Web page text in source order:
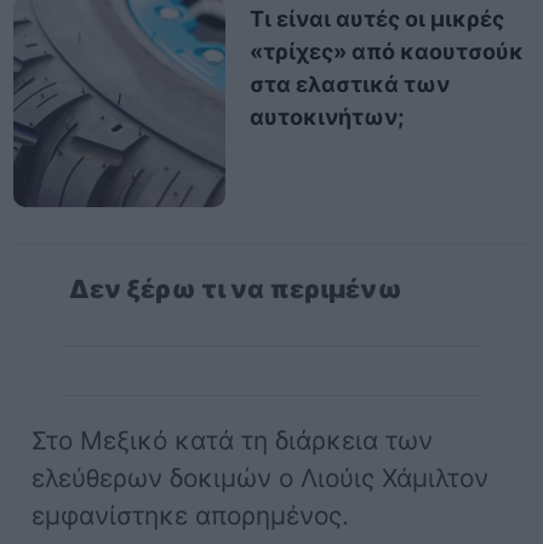
Τι είναι αυτές οι μικρές
«τρίχες» από καουτσούκ
στα ελαστικά των
αυτοκινήτων;
Δεν ξέρω τι να περιμένω
Στο Μεξικό κατά τη διάρκεια των
ελεύθερων δοκιμών ο Λιούις Χάμιλτον
εμφανίστηκε απορημένος.